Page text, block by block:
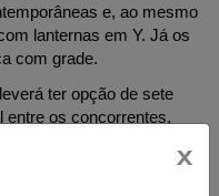
e, ao mesmo
lanternas em Y. Já os
com grade.
ter opção de sete
entre os concorrentes,
x